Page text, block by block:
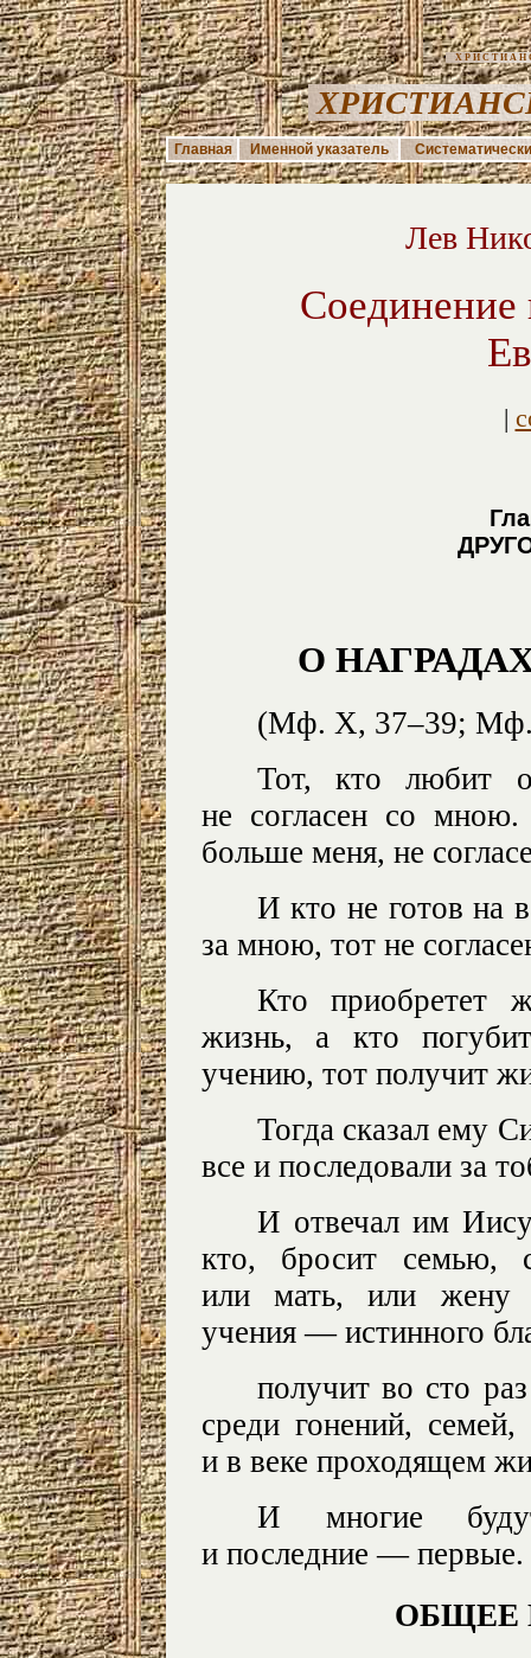
Главная Именной указатель
Лев
Соединение
|
О
(Мф. X, 37–39;
Тот, кто любит
не согласен со
больше меня, не
И кто не готов на
за мною, тот не
Кто приобретет
жизнь, а кто
учению, тот получит
Тогда сказал ему
все и последовали за
И отвечал им
кто, бросит семью,
или мать, или жену
учения — истинного
получит во сто
среди гонений, семей,
и в веке проходящем
И многие
и последние — первые.
ОБЩЕЕ